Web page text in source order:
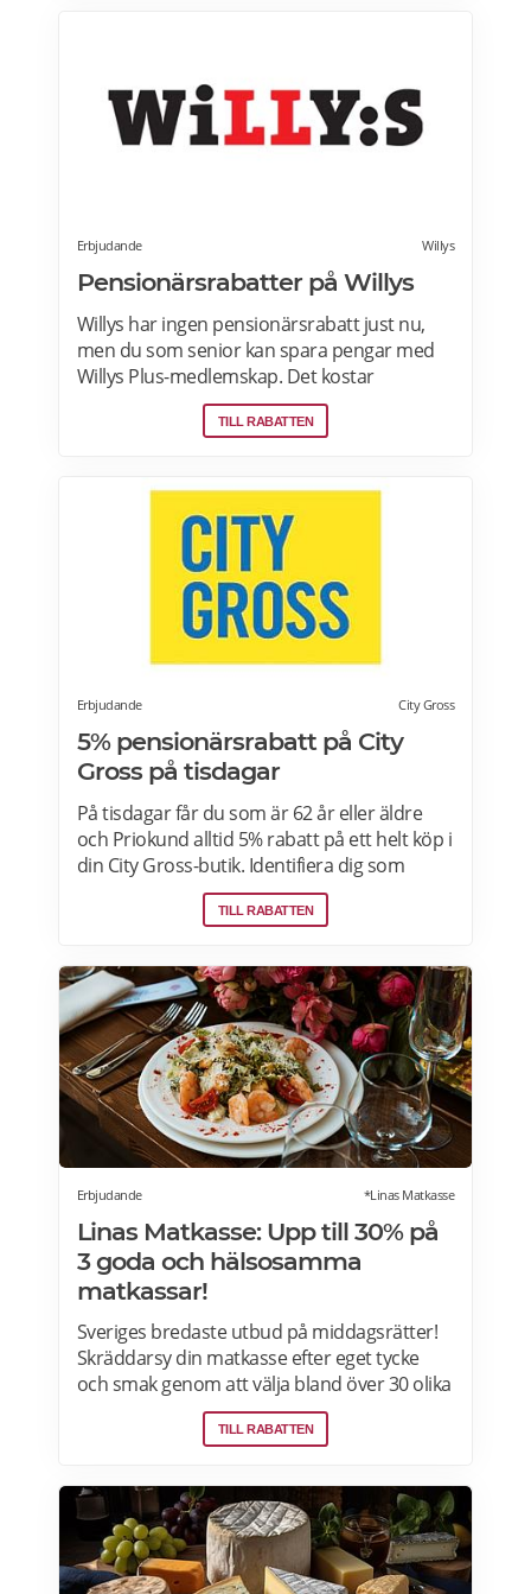
Erbjudande Willys
Pensionärsrabatter på Willys
Willys har ingen pensionärsrabatt just nu,
men du som senior kan spara pengar med
Willys Plus-medlemskap. Det kostar
ingenting att bli Willys Plus-kund. Med Willys
Plus får du fler och bättre erbjudanden med
TILL RABATTEN
Erbjudande City Gross
5% pensionärsrabatt på City
Gross på tisdagar
På tisdagar får du som är 62 år eller äldre
och Priokund alltid 5% rabatt på ett helt köp i
din City Gross-butik. Identifiera dig som
Priokund och säg bara till i kassan i butiken
så löser vi in rabatten. Gäller ej citygross.se,
nikotinprodukter, läkemedel,
välgörenhetsprodukter,
modersmjölksersättning, presentkort och
pant. Läs mer om pensionärsrabatter på City
Gross här.
TILL RABATTEN
Erbjudande *Linas Matkasse
Linas Matkasse: Upp till 30% på
3 goda och hälsosamma
matkassar!
Sveriges bredaste utbud på middagsrätter!
Skräddarsy din matkasse efter eget tycke
och smak genom att välja bland över 30 olika
rätter – varje vecka! Din matkasse levereras
direkt till din dörr. Du kan skräddarsy din
maträtter. Läs mer och upptäck hela meny!
TILL RABATTEN